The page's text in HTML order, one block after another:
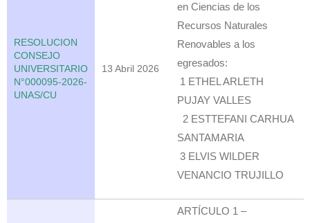
RESOLUCION
CONSEJO
UNIVERSITARIO
N°000095-2026-
UNAS/CU
13 Abril 2026
en Ciencias de los
Recursos Naturales
Renovables a los
egresados:
1 ETHEL ARLETH
PUJAY VALLES
2 ESTTEFANI CARHUA
SANTAMARIA
3 ELVIS WILDER
VENANCIO TRUJILLO
ARTÍCULO 1 –